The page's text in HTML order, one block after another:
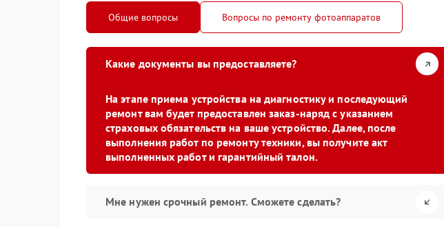
Общие вопросы Вопросы по ремонту фотоаппаратов
Какие документы вы предоставляете?
На этапе приема устройства на диагностику и последующий
ремонт вам будет предоставлен заказ-наряд с указанием
страховых обязательств на ваше устройство. Далее, после
выполнения работ по ремонту техники, вы получите акт
выполненных работ и гарантийный талон.
Мне нужен срочный ремонт. Сможете сделать?